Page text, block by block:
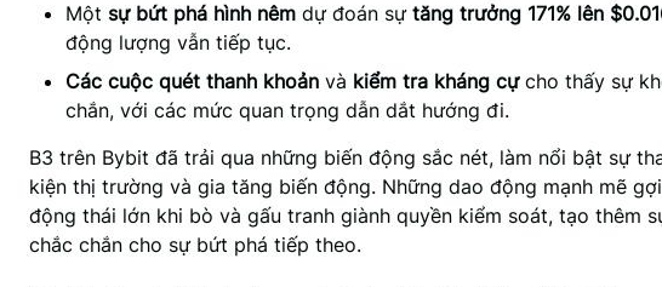
Một sự bứt phá hình nêm dự đoán sự tăng trưởng 171% lên
động lượng vẫn tiếp tục.
Các cuộc quét thanh khoản và kiểm tra kháng cựcho thấy sự
chắn, với các mức quan trọng dẫn dắt hướng đi.
B3 trên Bybit đã trải qua những biến động sắc nét, làm nổi bật sự
kiện thị trường và gia tăng biến động. Những dao động mạnh mẽ
động thái lớn khi bò và gấu tranh giành quyền kiểm soát, tạo thêm
chắc chắn cho sự bứt phá tiếp theo.